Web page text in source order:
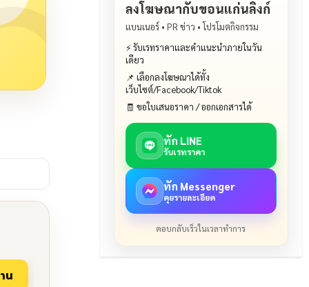
ลงโฆษณากับขอนแก่นลิงก์
แบนเนอร์ • PR ข่าว • โปรโมตกิจกรรม
⚡ รับเรทราคาและคำแนะนำภายในวัน
เดียว
📌 เลือกลงโฆษณาได้ทั้ง
เว็บไซต์/Facebook/Tiktok
🧾 ขอใบเสนอราคา / ออกเอกสารได้
ทัก LINE
รับเรทราคา
ทัก Messenger
คุยรายละเอียด
ตอบกลับเร็วในเวลาทำการ